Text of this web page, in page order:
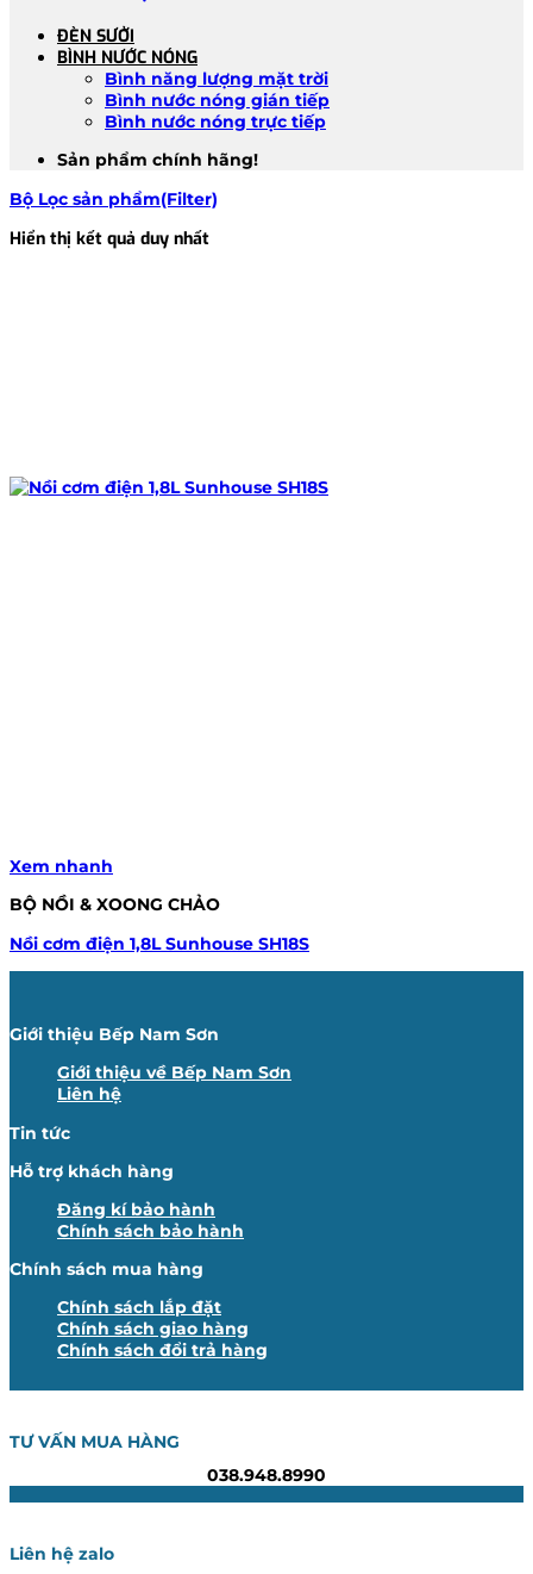
ĐÈN SƯỞI
BÌNH NƯỚC NÓNG
Bình năng lượng mặt trời
Bình nước nóng gián tiếp
Bình nước nóng trực tiếp
Sản phẩm chính hãng!
Bộ Lọc sản phẩm(Filter)
Hiển thị kết quả duy nhất
Xem nhanh
BỘ NỒI & XOONG CHẢO
Nồi cơm điện 1,8L Sunhouse SH18S
Giới thiệu Bếp Nam Sơn
Giới thiệu về Bếp Nam Sơn
Liên hệ
Tin tức
Hỗ trợ khách hàng
Đăng kí bảo hành
Chính sách bảo hành
Chính sách mua hàng
Chính sách lắp đặt
Chính sách giao hàng
Chính sách đổi trả hàng
TƯ VẤN MUA HÀNG
038.948.8990
Liên hệ zalo